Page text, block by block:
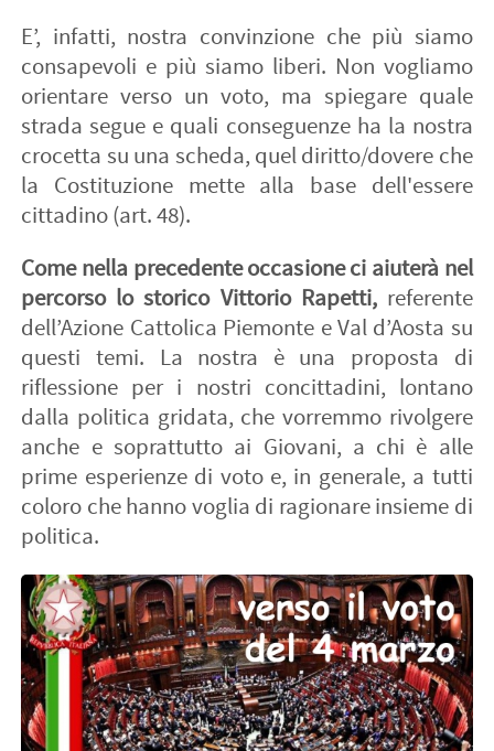
E’, infatti, nostra convinzione che più siamo
consapevoli e più siamo liberi. Non vogliamo
orientare verso un voto, ma spiegare quale
strada segue e quali conseguenze ha la nostra
crocetta su una scheda, quel diritto/dovere che
la Costituzione mette alla base dell'essere
cittadino (art. 48).
Come nella precedente occasione ci aiuterà nel
percorso lo storico Vittorio Rapetti,referente
dell’Azione Cattolica Piemonte e Val d’Aosta su
questi temi. La nostra è una proposta di
riflessione per i nostri concittadini, lontano
dalla politica gridata, che vorremmo rivolgere
anche e soprattutto ai Giovani, a chi è alle
prime esperienze di voto e, in generale, a tutti
coloro che hanno voglia di ragionare insieme di
politica.